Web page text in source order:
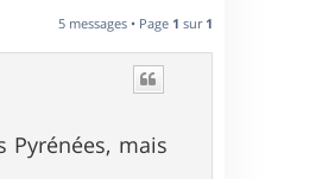
5 messages • Page 1 sur 1
Pyrénées, mais